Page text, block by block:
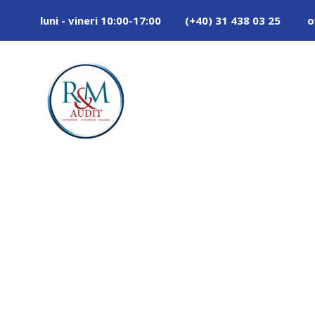
luni - vineri 10:00-17:00 (+40) 31 438 03 25